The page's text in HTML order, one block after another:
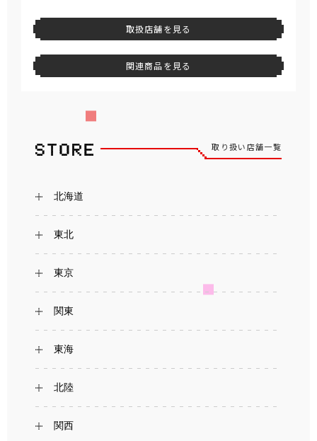
取扱店舗を見る
関連商品を見る
取り扱い店舗一覧
北海道
東北
東京
関東
東海
北陸
関西